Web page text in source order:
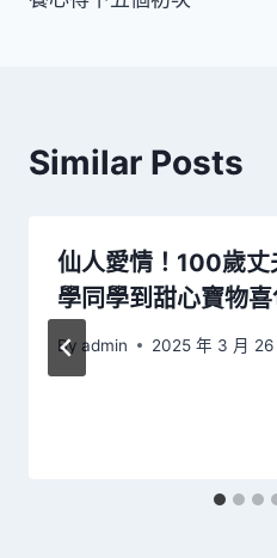
Similar Posts
仙人愛情！100歲
學同學到甜心寶物
By admin 2025 年 3 月 26